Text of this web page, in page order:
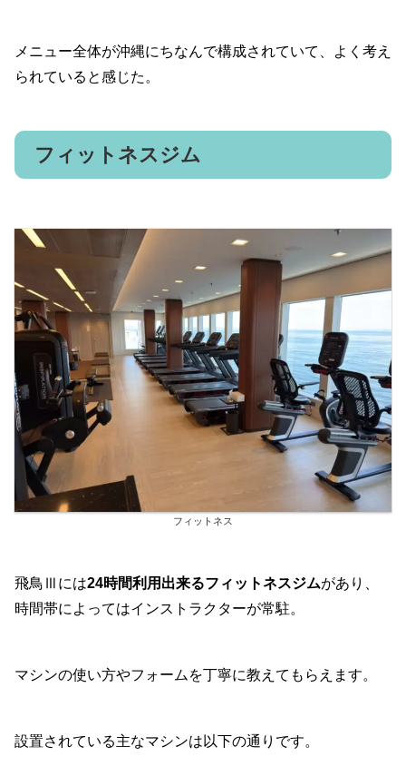
メニュー全体が沖縄にちなんで構成されていて、よく考え
られていると感じた。
フィットネスジム
フィットネス
飛鳥Ⅲには24時間利用出来るフィットネスジムがあり、
時間帯によってはインストラクターが常駐。
マシンの使い方やフォームを丁寧に教えてもらえます。
設置されている主なマシンは以下の通りです。